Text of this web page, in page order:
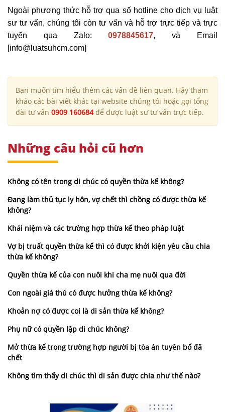
Ngoài phương thức hỗ trợ qua số hotline cho dịch vụ luật
sư tư vấn, chúng tôi còn tư vấn và hỗ trợ trực tiếp và trực
tuyến qua Zalo:0978845617, và Email
[info@luatsuhcm.com]
Bạn muốn tìm hiểu thêm các vấn đề liên quan. Hãy tham
khảo các bài viết khác tại website chúng tôi hoặc gọi tổng
đài tư vấn 0909 160684để được luật sư tư vấn trực tiếp.
Những câu hỏi cũ hơn
Không có tên trong di chúc có quyền thừa kế không?
Đang làm thủ tục ly hôn, vợ chết thì chồng có được thừa kế
không?
Khái niệm và các trường hợp thừa kế theo pháp luật
Vợ bị truất quyền thừa kế thì có được khởi kiện yêu cầu chia
thừa kế không?
Quyền thừa kế của con nuôi khi cha mẹ nuôi qua đời
Con ngoài giá thú có được hưởng thừa kế không?
Khoản nợ có được coi là di sản thừa kế không?
Phụ nữ có quyền lập di chúc không?
Mở thừa kế trong trường hợp người bị tòa án tuyên bố đã
chết
Không tìm thấy di chúc thì di sản được chia như thế nào?